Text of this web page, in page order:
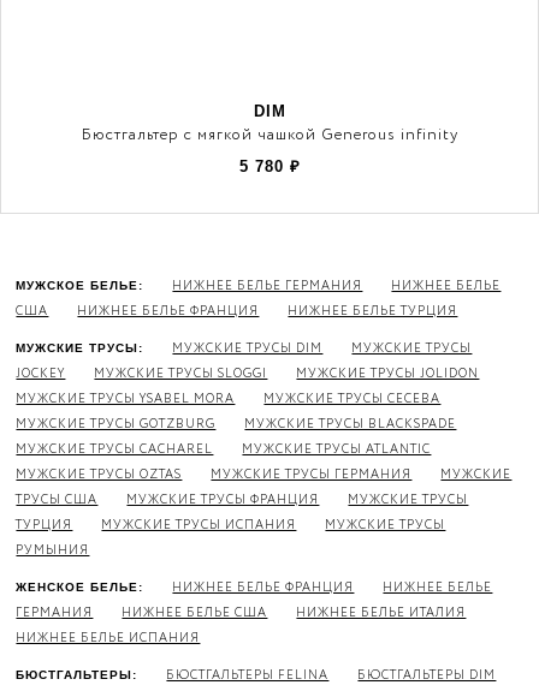
DIM
Бюстгальтер с мягкой чашкой Generous infinity
5 780 ₽
МУЖСКОЕ БЕЛЬЕ: НИЖНЕЕ БЕЛЬЕ ГЕРМАНИЯ
НИЖНЕЕ БЕЛЬЕ
США
НИЖНЕЕ БЕЛЬЕ ФРАНЦИЯ НИЖНЕЕ БЕЛЬЕ ТУРЦИЯ
МУЖСКИЕ ТРУСЫ: МУЖСКИЕ ТРУСЫ DIM
МУЖСКИЕ ТРУСЫ
JOCKEY
МУЖСКИЕ ТРУСЫ SLOGGI
МУЖСКИЕ ТРУСЫ JOLIDON
МУЖСКИЕ ТРУСЫ YSABEL MORA
МУЖСКИЕ ТРУСЫ CECEBA
МУЖСКИЕ ТРУСЫ GOTZBURG
МУЖСКИЕ ТРУСЫ BLACKSPADE
МУЖСКИЕ ТРУСЫ CACHAREL
МУЖСКИЕ ТРУСЫ ATLANTIC
МУЖСКИЕ ТРУСЫ OZTAS
МУЖСКИЕ ТРУСЫ ГЕРМАНИЯ
МУЖСКИЕ
ТРУСЫ США
МУЖСКИЕ ТРУСЫ ФРАНЦИЯ
МУЖСКИЕ ТРУСЫ
ТУРЦИЯ
МУЖСКИЕ ТРУСЫ ИСПАНИЯ
МУЖСКИЕ ТРУСЫ
РУМЫНИЯ
ЖЕНСКОЕ БЕЛЬЕ: НИЖНЕЕ БЕЛЬЕ ФРАНЦИЯ
НИЖНЕЕ БЕЛЬЕ
ГЕРМАНИЯ
НИЖНЕЕ БЕЛЬЕ США
НИЖНЕЕ БЕЛЬЕ ИТАЛИЯ
НИЖНЕЕ БЕЛЬЕ ИСПАНИЯ
БЮСТГАЛЬТЕРЫ: БЮСТГАЛЬТЕРЫ FELINA
БЮСТГАЛЬТЕРЫ DIM